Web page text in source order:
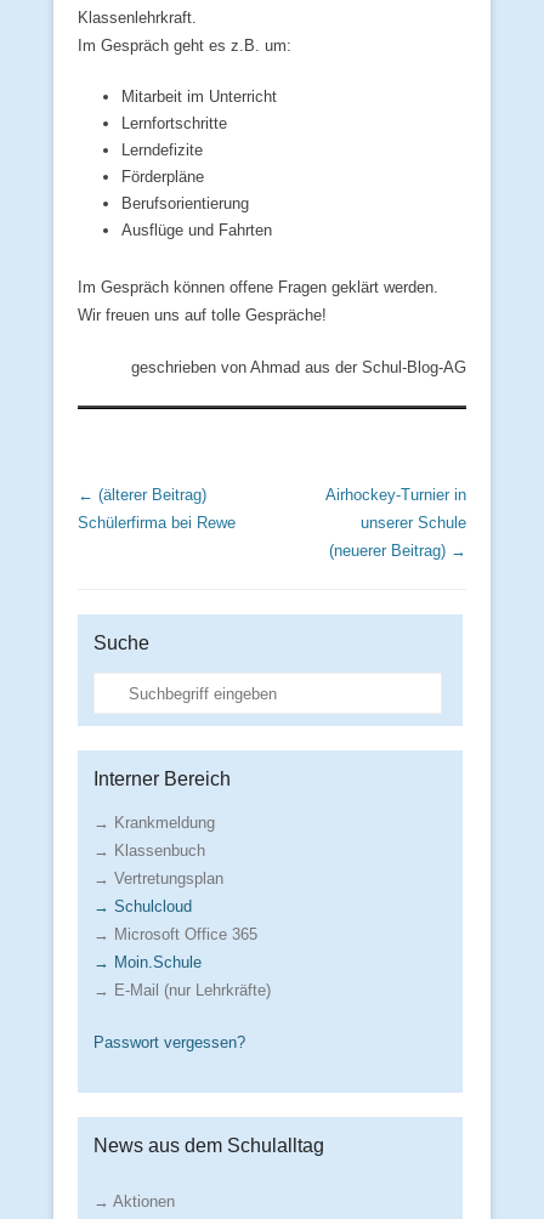
Klassenlehrkraft.
Im Gespräch geht es z.B. um:
Mitarbeit im Unterricht
Lernfortschritte
Lerndefizite
Förderpläne
Berufsorientierung
Ausflüge und Fahrten
Im Gespräch können offene Fragen geklärt werden.
Wir freuen uns auf tolle Gespräche!
geschrieben von Ahmad aus der Schul-Blog-AG
Beitrags Übersicht
← (älterer Beitrag)
Schülerfirma bei Rewe
Airhockey‑Turnier in
unserer Schule
(neuerer Beitrag) →
Suche
Suche
Interner Bereich
→ Krankmeldung
→ Klassenbuch
→ Vertretungsplan
→ Schulcloud
→ Microsoft Office 365
→ Moin.Schule
→ E-Mail (nur Lehrkräfte)
Passwort vergessen?
News aus dem Schulalltag
→ Aktionen